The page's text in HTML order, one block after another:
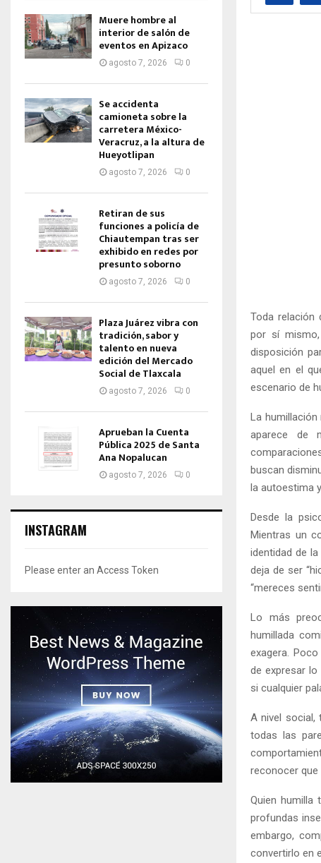
Toda relación
por sí
disposición
aquel en el
escenario de
La
aparece de
buscan
la autoestima
Desde la
Mientras un
identidad de
deja de ser
“mereces
Lo más
humillada
exagera.
de expresar
si cualquier
A nivel social,
todas las
reconocer
Quien humilla
profundas
embargo,
convertirlo en
Muere hombre al
interior de salón de
eventos en Apizaco
agosto 7, 2026 0
Se accidenta
camioneta sobre la
carretera México-
Veracruz, a la altura de
Hueyotlipan
agosto 7, 2026 0
Retiran de sus
funciones a policía de
Chiautempan tras ser
exhibido en redes por
presunto soborno
agosto 7, 2026 0
Plaza Juárez vibra con
tradición, sabor y
talento en nueva
edición del Mercado
Social de Tlaxcala
agosto 7, 2026 0
Aprueban la Cuenta
Pública 2025 de Santa
Ana Nopalucan
agosto 7, 2026 0
INSTAGRAM
Please enter an Access Token